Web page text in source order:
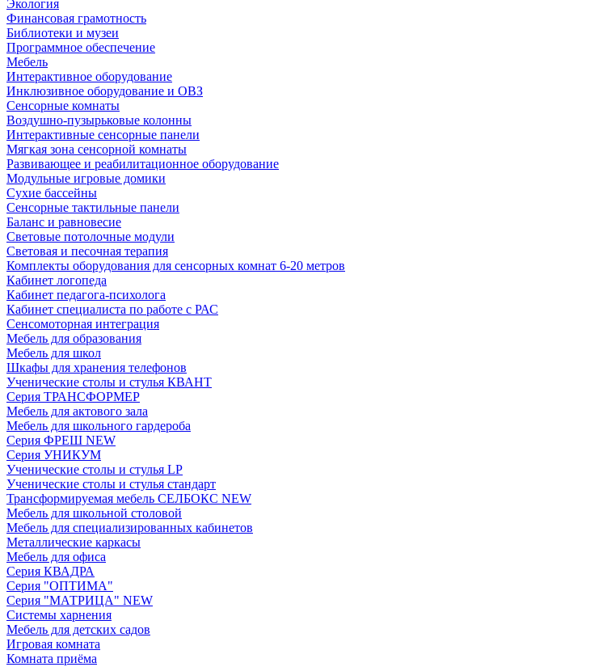
Экология
Финансовая грамотность
Библиотеки и музеи
Программное обеспечение
Мебель
Интерактивное оборудование
Инклюзивное оборудование и ОВЗ
Cенсорные комнаты
Воздушно-пузырьковые колонны
Интерактивные сенсорные панели
Мягкая зона сенсорной комнаты
Развивающее и реабилитационное оборудование
Модульные игровые домики
Сухие бассейны
Сенсорные тактильные панели
Баланс и равновесие
Световые потолочные модули
Световая и песочная терапия
Комплекты оборудования для сенсорных комнат 6-20 метров
Кабинет логопеда
Кабинет педагога-психолога
Кабинет специалиста по работе с РАС
Сенсомоторная интеграция
Мебель для образования
Мебель для школ
Шкафы для хранения телефонов
Ученические столы и стулья КВАНТ
Серия ТРАНСФОРМЕР
Мебель для актового зала
Мебель для школьного гардероба
Серия ФРЕШ NEW
Серия УНИКУМ
Ученические столы и стулья LP
Ученические столы и стулья стандарт
Трансформируемая мебель СЕЛБОКС NEW
Мебель для школьной столовой
Мебель для специализированных кабинетов
Металлические каркасы
Мебель для офиса
Серия КВАДРА
Серия "ОПТИМА"
Серия "МАТРИЦА" NEW
Системы харнения
Мебель для детских садов
Игровая комната
Комната приёма